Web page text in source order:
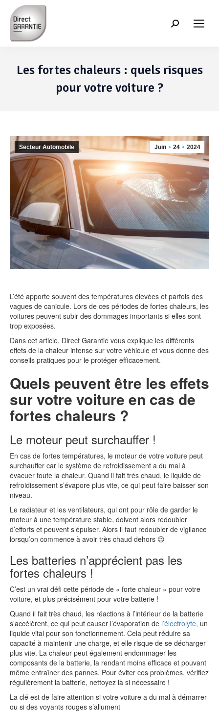
Recherche
Les fortes chaleurs : quels risques
pour votre voiture ?
Juin 24 2024
Secteur Automobile
L’été apporte souvent des températures élevées et parfois des
vagues de canicule. Lors de ces périodes de fortes chaleurs, les
voitures peuvent subir des dommages importants si elles sont
trop exposées.
Dans cet article, Direct Garantie vous explique les différents
effets de la chaleur intense sur votre véhicule et vous donne des
conseils pratiques pour le protéger efficacement.
Quels peuvent être les effets
sur votre voiture en cas de
fortes chaleurs ?
Le moteur peut surchauffer !
En cas de fortes températures, le moteur de votre voiture peut
surchauffer car le système de refroidissement a du mal à
évacuer toute la chaleur. Quand il fait très chaud, le liquide de
refroidissement s’évapore plus vite, ce qui peut faire baisser son
niveau.
Le radiateur et les ventilateurs, qui ont pour rôle de garder le
moteur à une température stable, doivent alors redoubler
d’efforts et peuvent s’épuiser. Alors il faut redoubler de vigilance
lorsqu’on commence à avoir très chaud dehors 😉
Les batteries n’apprécient pas les
fortes chaleurs !
C’est un vrai défi cette période de « forte chaleur » pour votre
voiture, et plus précisément pour votre batterie !
Quand il fait très chaud, les réactions à l’intérieur de la batterie
s’accélèrent, ce qui peut causer l’évaporation de l’électrolyte, un
liquide vital pour son fonctionnement. Cela peut réduire sa
capacité à maintenir une charge, et elle risque de se décharger
plus vite. La chaleur peut également endommager les
composants de la batterie, la rendant moins efficace et pouvant
même entraîner des pannes. Pour éviter ces problèmes, vérifiez
régulièrement la batterie, nettoyez là si nécessaire !
La clé est de faire attention si votre voiture a du mal à démarrer
ou si des voyants rouges s’allument